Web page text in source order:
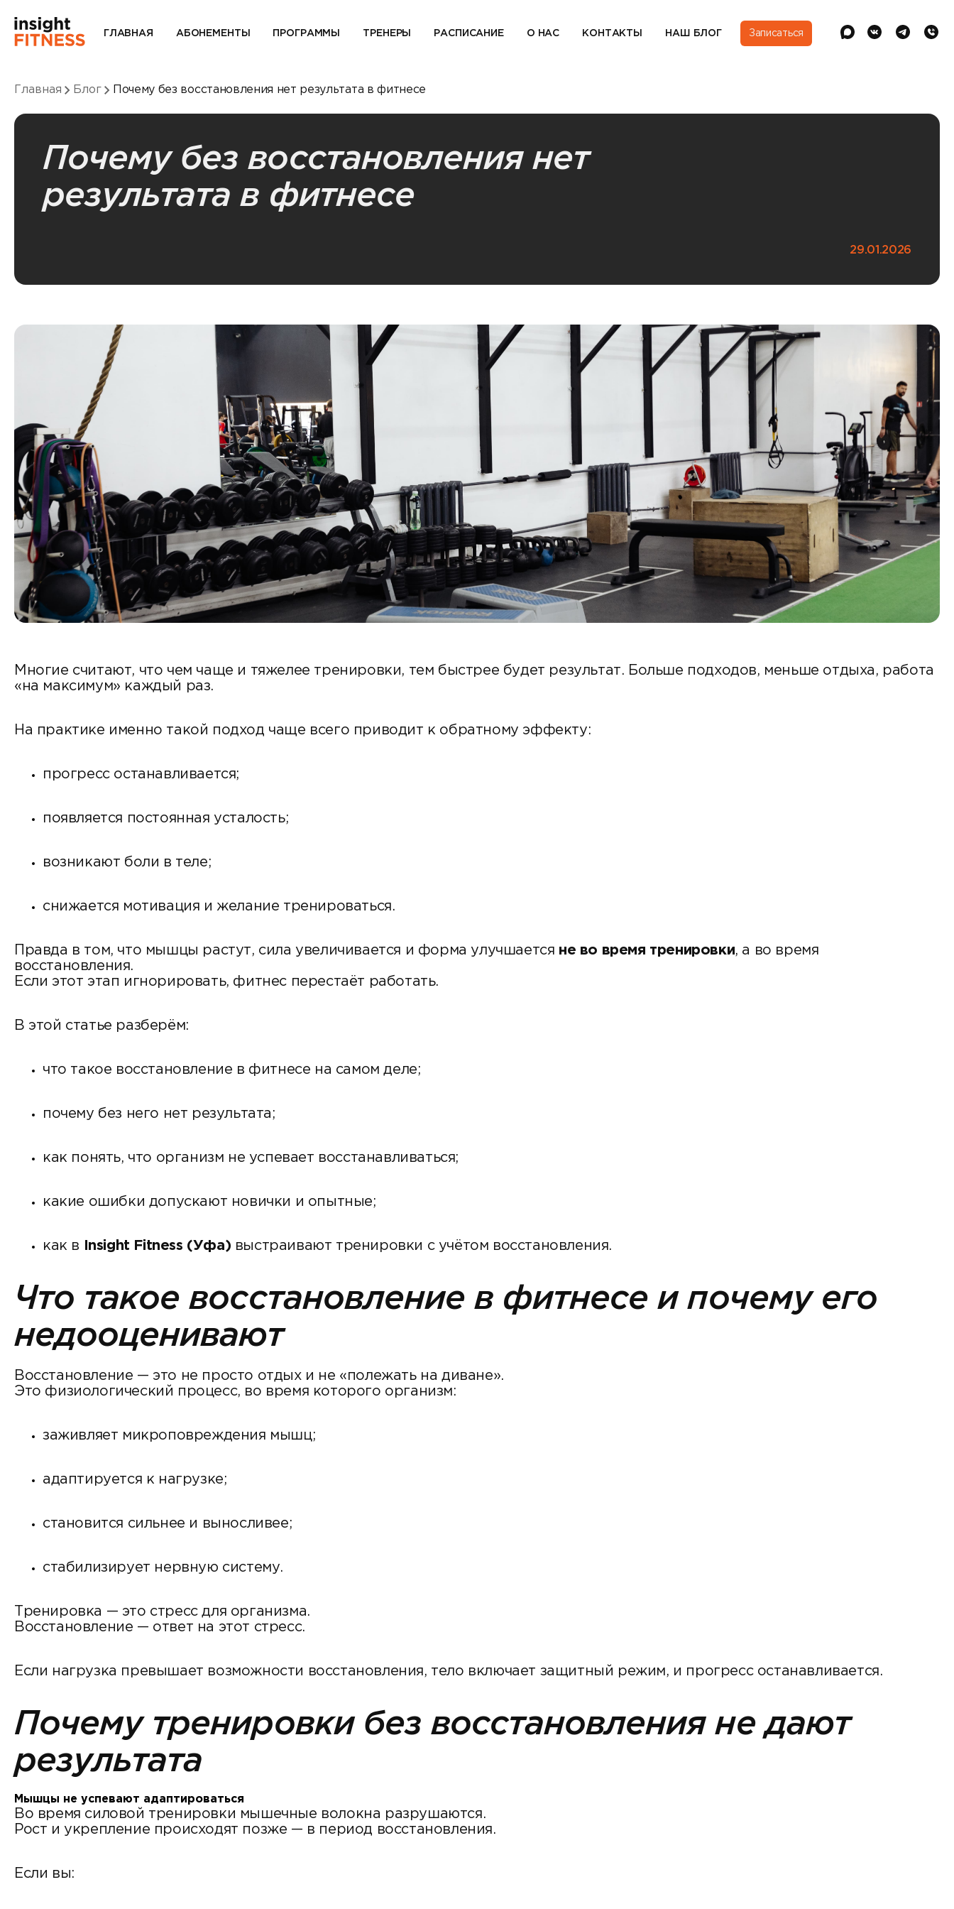
ГЛАВНАЯ АБОНЕМЕНТЫ ПРОГРАММЫ ТРЕНЕРЫ РАСПИСАНИЕ О НАС КОНТАКТЫ НАШ БЛОГ Записаться
Главная Блог Почему без восстановления нет результата в фитнесе
Почему без восстановления нет
результата в фитнесе
29.01.2026
Многие считают, что чем чаще и тяжелее тренировки, тем быстрее будет результат. Больше подходов, меньше отдыха, работа
«на максимум» каждый раз.
На практике именно такой подход чаще всего приводит к обратному эффекту:
прогресс останавливается;
появляется постоянная усталость;
возникают боли в теле;
снижается мотивация и желание тренироваться.
Правда в том, что мышцы растут, сила увеличивается и форма улучшается не во время тренировки, а во время
восстановления.
Если этот этап игнорировать, фитнес перестаёт работать.
В этой статье разберём:
что такое восстановление в фитнесе на самом деле;
почему без него нет результата;
как понять, что организм не успевает восстанавливаться;
какие ошибки допускают новички и опытные;
как в Insight Fitness (Уфа) выстраивают тренировки с учётом восстановления.
Что такое восстановление в фитнесе и почему его
недооценивают
Восстановление — это не просто отдых и не «полежать на диване».
Это физиологический процесс, во время которого организм:
заживляет микроповреждения мышц;
адаптируется к нагрузке;
становится сильнее и выносливее;
стабилизирует нервную систему.
Тренировка — это стресс для организма.
Восстановление — ответ на этот стресс.
Если нагрузка превышает возможности восстановления, тело включает защитный режим, и прогресс останавливается.
Почему тренировки без восстановления не дают
результата
Мышцы не успевают адаптироваться
Во время силовой тренировки мышечные волокна разрушаются.
Рост и укрепление происходят позже — в период восстановления.
Если вы: